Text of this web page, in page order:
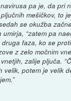
pa je, da pri
mešičkov, to
se okužba
“zatem pa
druga faza, ko se
z zelo močnim
zalije pljuča.
velik, potem je velik